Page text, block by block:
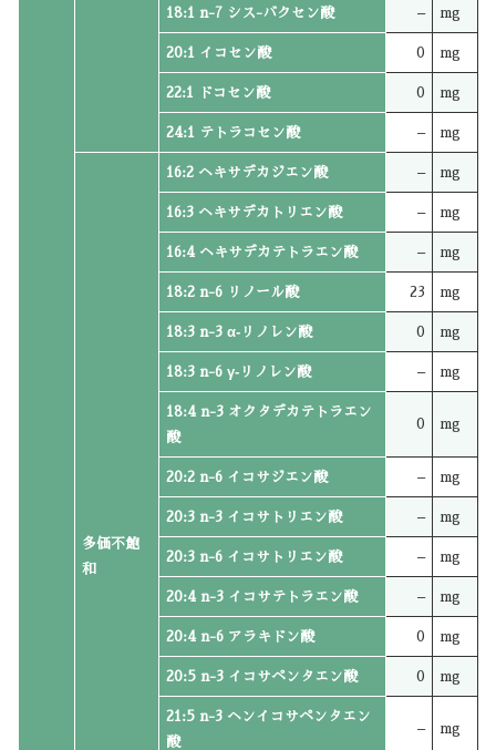
18:1 n-7 シス-バクセン酸 – mg
20:1 イコセン酸 0 mg
22:1 ドコセン酸 0 mg
24:1 テトラコセン酸 – mg
多価不飽
和
16:2 ヘキサデカジエン酸 – mg
16:3 ヘキサデカトリエン酸 – mg
16:4 ヘキサデカテトラエン酸 – mg
18:2 n-6 リノール酸 23 mg
18:3 n-3 α‐リノレン酸 0 mg
18:3 n-6 γ‐リノレン酸 – mg
18:4 n-3 オクタデカテトラエン
酸
0 mg
20:2 n-6 イコサジエン酸 – mg
20:3 n-3 イコサトリエン酸 – mg
20:3 n-6 イコサトリエン酸 – mg
20:4 n-3 イコサテトラエン酸 – mg
20:4 n-6 アラキドン酸 0 mg
20:5 n-3 イコサペンタエン酸 0 mg
21:5 n-3 ヘンイコサペンタエン
酸
– mg